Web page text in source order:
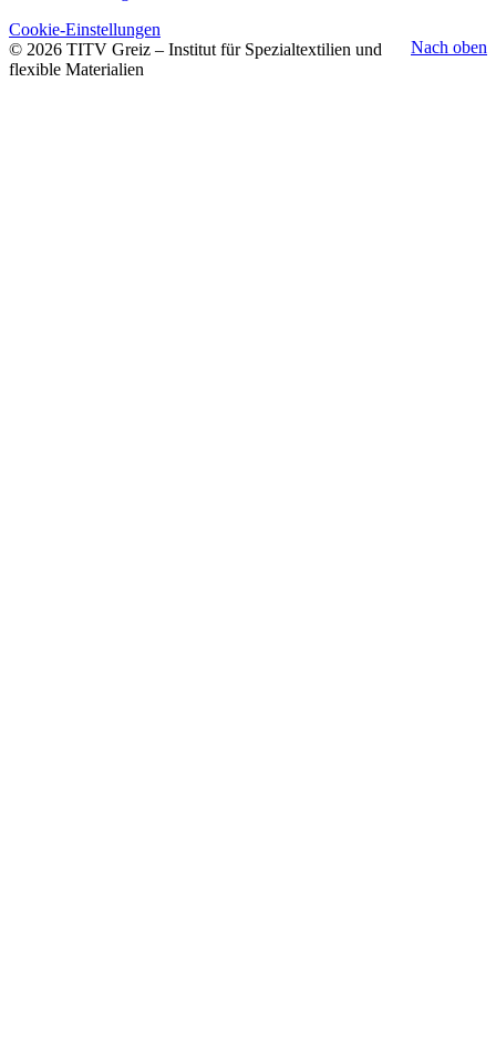
Nach oben
Cookie-Einstellungen
© 2026 TITV Greiz – Institut für Spezialtextilien und
flexible Materialien